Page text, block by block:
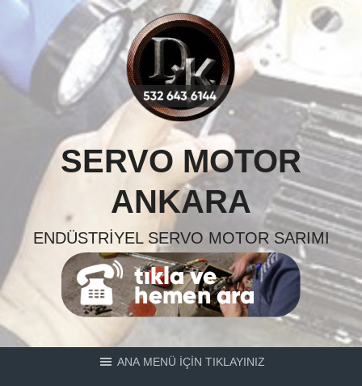
Skip
content
SERVO MOTOR
ANKARA
ENDÜSTRIYEL SERVO MOTOR SARIMI
ANA MENÜ İÇİN TIKLAYINIZ